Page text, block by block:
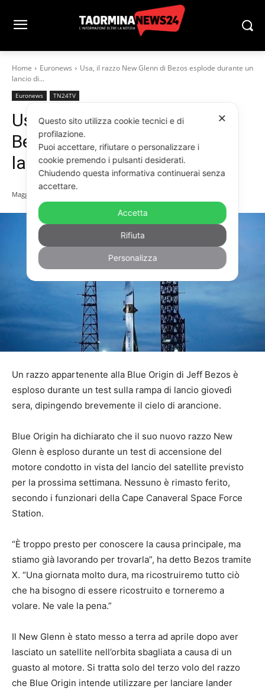
Home Euronews
Usa, il razzo New Glenn di Bezos esplode durante un
lancio di...
Euronews TN24TV
Usa, il razzo New Glenn di
Bezos esplode durante un
lancio di prova
Maggio 30, 2026
Un razzo appartenente alla Blue Origin di Jeff Bezos è
esploso durante un test sulla rampa di lancio giovedì
sera, dipingendo brevemente il cielo di arancione.
Blue Origin ha dichiarato che il suo nuovo razzo New
Glenn è esploso durante un test di accensione del
motore condotto in vista del lancio del satellite previsto
per la prossima settimana. Nessuno è rimasto ferito,
secondo i funzionari della Cape Canaveral Space Force
Station.
“È troppo presto per conoscere la causa principale, ma
stiamo già lavorando per trovarla”, ha detto Bezos tramite
X. “Una giornata molto dura, ma ricostruiremo tutto ciò
che ha bisogno di essere ricostruito e torneremo a
volare. Ne vale la pena.”
Il New Glenn è stato messo a terra ad aprile dopo aver
lasciato un satellite nell’orbita sbagliata a causa di un
guasto al motore. Si tratta solo del terzo volo del razzo
che Blue Origin intende utilizzare per lanciare lander
✕
Questo sito utilizza cookie tecnici e di
profilazione.
Puoi accettare, rifiutare o personalizzare i
cookie premendo i pulsanti desiderati.
Chiudendo questa informativa continuerai senza
accettare.
Accetta
Rifiuta
Personalizza